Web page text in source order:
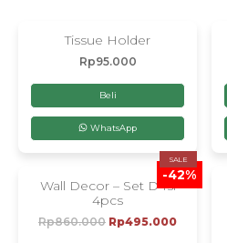
Tissue Holder
Rp95.000
Beli
WhatsApp
-42%
SALE
Wall Decor – Set D Isi
4pcs
Rp860.000 Rp495.000